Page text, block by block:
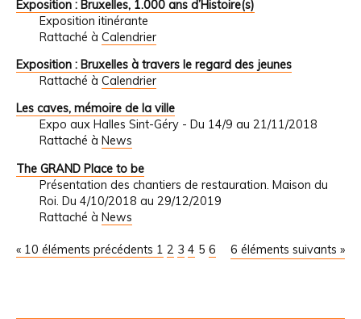
Exposition : Bruxelles, 1.000 ans d’Histoire(s)
Exposition itinérante
Rattaché à Calendrier
Exposition : Bruxelles à travers le regard des jeunes
Rattaché à Calendrier
Les caves, mémoire de la ville
Expo aux Halles Sint-Géry - Du 14/9 au 21/11/2018
Rattaché à News
The GRAND Place to be
Présentation des chantiers de restauration. Maison du
Roi. Du 4/10/2018 au 29/12/2019
Rattaché à News
« 10 éléments précédents 6 éléments suivants »
1 2 3 4 5 6